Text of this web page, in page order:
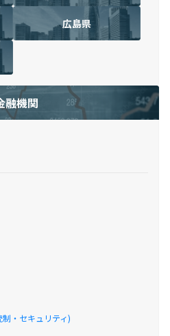
広島県
融機関
・セキュリティ)